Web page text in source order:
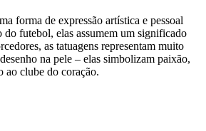
forma de expressão artística e pessoal
do futebol, elas assumem um significado
as tatuagens representam muito
na pele – elas simbolizam paixão,
ao clube do coração.